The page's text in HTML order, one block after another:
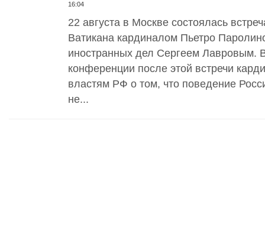
16:04
22 августа в Москве состоялась
Ватикана кардиналом Пьетро
иностранных дел Сергеем Лавровым.
конференции после этой встречи
властям РФ о том, что поведение
не...